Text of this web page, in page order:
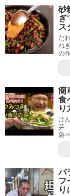
砂
ぎ
ス
だ
ね
の
簡
食
り
け
バ
フ
り